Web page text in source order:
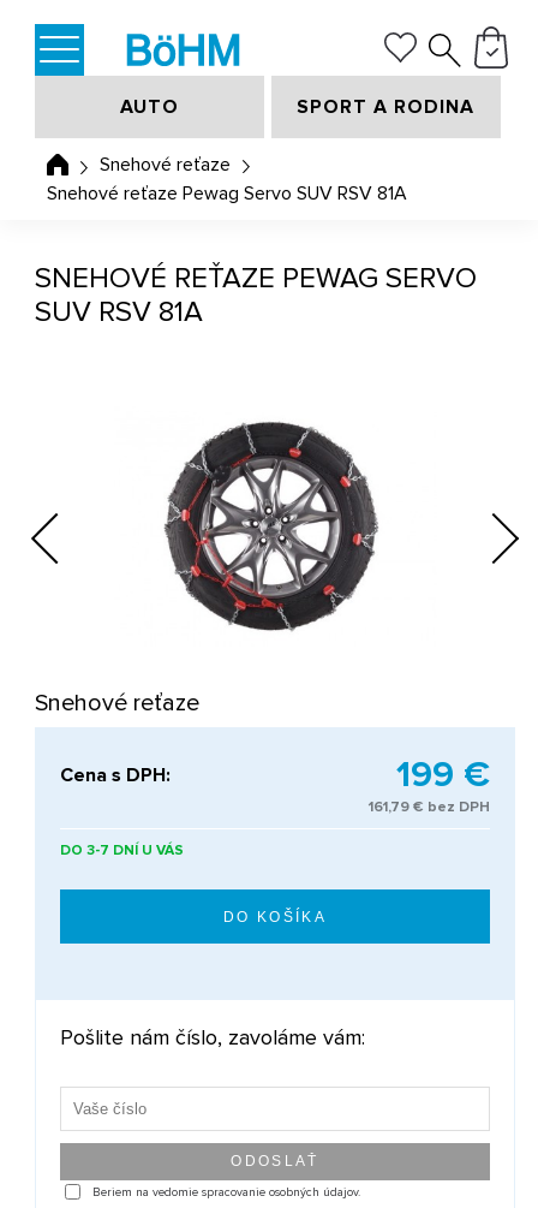
AUTO SPORT A RODINA
Snehové reťaze
Snehové reťaze Pewag Servo SUV RSV 81A
Previous Next
SNEHOVÉ REŤAZE PEWAG SERVO
SUV RSV 81A
Snehové reťaze
Cena s DPH: 199 €
161,79 € bez DPH
DO 3-7 DNÍ U VÁS
Pošlite nám číslo, zavoláme vám:
Beriem na vedomie spracovanie osobných údajov.